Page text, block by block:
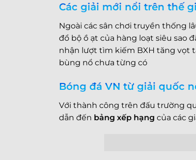
Các giải mới nổi trên thế
Ngoài các sân chơi truyền thống
đổ bộ ồ ạt của hàng loạt siêu sao
nhận lượt tìm kiếm BXH tăng vọt
bùng nổ chưa từng có
Bóng đá VN từ giải quốc
Với thành công trên đấu trường
dẫn đến bảng xếp hạng của các